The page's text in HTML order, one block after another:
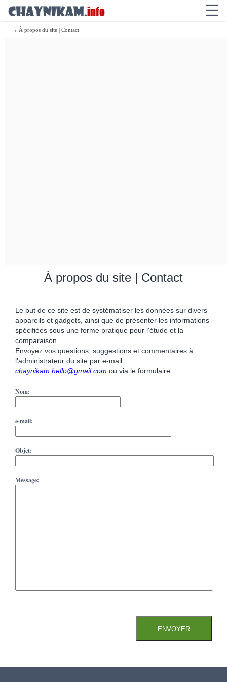
☰
→ À propos du site | Contact
À propos du site | Contact
Le but de ce site est de systématiser les données sur divers
appareils et gadgets, ainsi que de présenter les informations
spécifiées sous une forme pratique pour l'étude et la
comparaison.
Envoyez vos questions, suggestions et commentaires à
l'administrateur du site par e-mail
chaynikam.hello@gmail.com ou via le formulaire:
Nom:
e-mail:
Objet:
Message: